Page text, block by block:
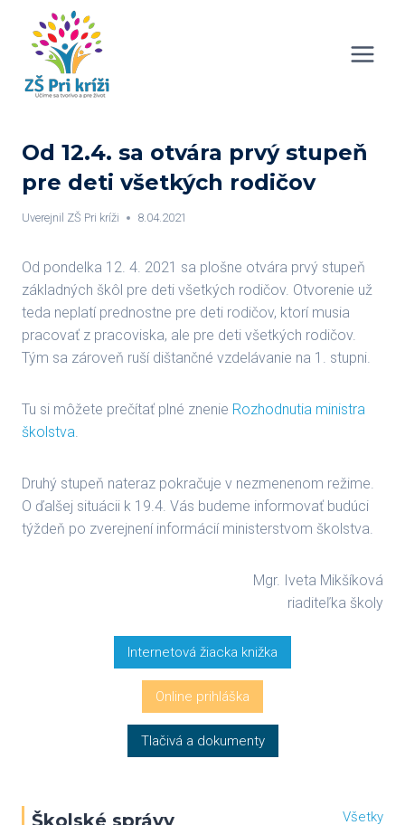
content
Od 12.4. sa otvára prvý stupeň
pre deti všetkých rodičov
Uverejnil ZŠ Pri kríži 8.04.2021
Od pondelka 12. 4. 2021 sa plošne otvára prvý stupeň
základných škôl pre deti všetkých rodičov. Otvorenie už
teda neplatí prednostne pre deti rodičov, ktorí musia
pracovať z pracoviska, ale pre deti všetkých rodičov.
Tým sa zároveň ruší dištančné vzdelávanie na 1. stupni.
Tu si môžete prečítať plné znenie Rozhodnutia ministra
školstva
Druhý stupeň nateraz pokračuje v nezmenenom režime.
O ďalšej situácii k 19.4. Vás budeme informovať budúci
týždeň po zverejnení informácií ministerstvom školstva.
Mgr. Iveta Mikšíková
riaditeľka školy
Internetová žiacka knižka
Online prihláška
Tlačivá a dokumenty
Školské správy Všetky